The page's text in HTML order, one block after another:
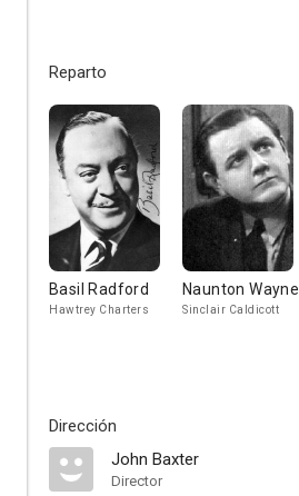
Reparto
Basil Radford
Hawtrey Charters
Naunton Wayne
Sinclair Caldicott
Dirección
John Baxter
Director